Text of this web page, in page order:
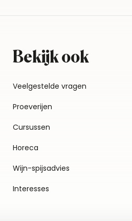
Bekijk ook
Veelgestelde vragen
Proeverijen
Cursussen
Horeca
Wijn-spijsadvies
Interesses